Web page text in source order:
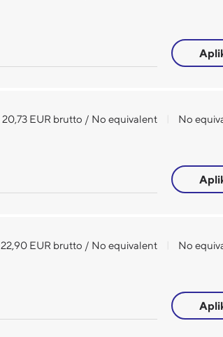
20,73 EUR brutto / No equivalent No
22,90 EUR brutto / No equivalent No